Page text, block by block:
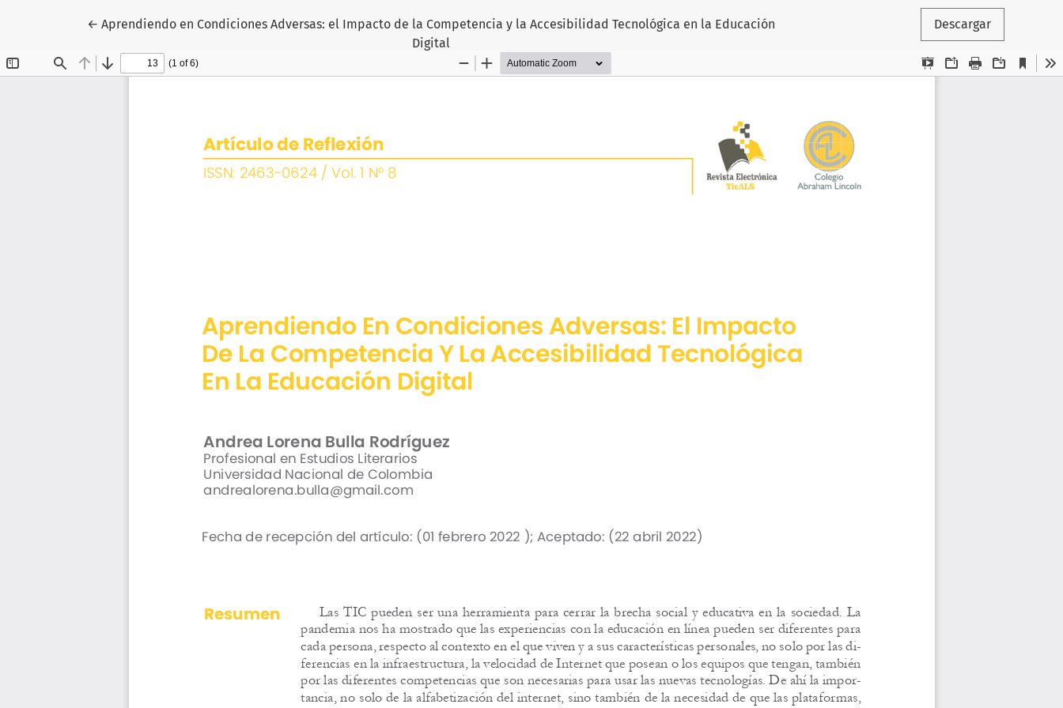
← Volver a los detalles del artículo
Aprendiendo en Condiciones Adversas: el Impacto de la Competencia y la Accesibilidad Tecnológica en la Educación
Digital
Descargar